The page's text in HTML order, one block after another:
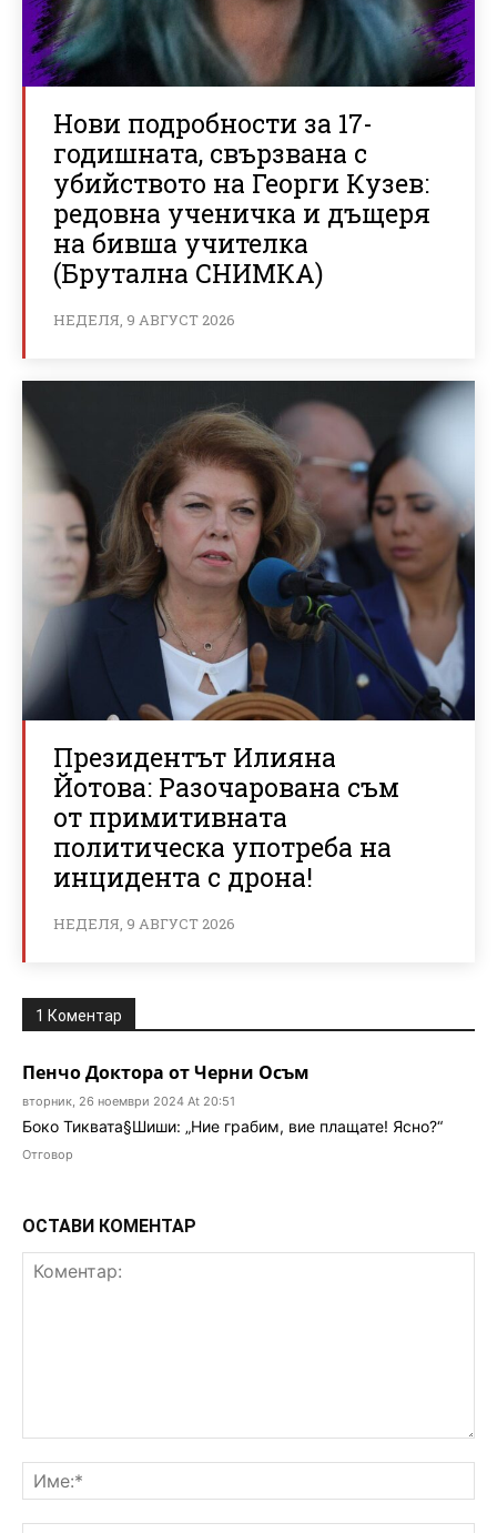
Нови подробности за 17-
годишната, свързвана с
убийството на Георги Кузев:
редовна ученичка и дъщеря
на бивша учителка
(Брутална СНИМКА)
НЕДЕЛЯ, 9 АВГУСТ 2026
Президентът Илияна
Йотова: Разочарована съм
от примитивната
политическа употреба на
инцидента с дрона!
НЕДЕЛЯ, 9 АВГУСТ 2026
1 Коментар
Пенчо Доктора от Черни Осъм
вторник, 26 ноември 2024 At 20:51
Боко Тиквата§Шиши: „Ние грабим, вие плащате! Ясно?“
Отговор
ОСТАВИ КОМЕНТАР